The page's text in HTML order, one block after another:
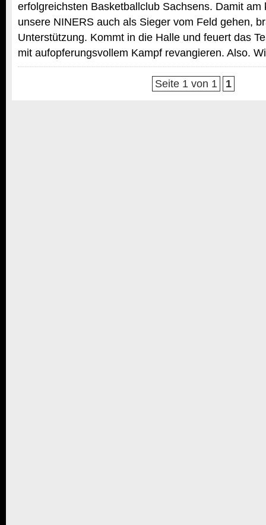
erfolgreichsten Basketballclub Sachsens. Damit am
unsere NINERS auch als Sieger vom Feld gehen,
Unterstützung. Kommt in die Halle und feuert das
mit aufopferungsvollem Kampf revangieren. Also.
Seite 1 von 1 1